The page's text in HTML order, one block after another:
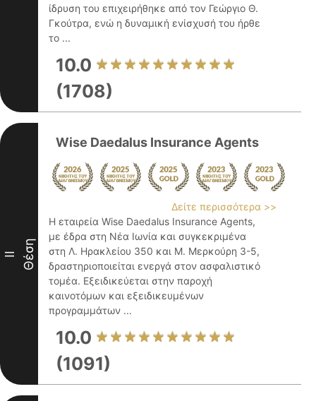
ίδρυση του επιχειρήθηκε από τον Γεώργιο Θ.
Γκούτρα, ενώ η δυναμική ενίσχυσή του ήρθε
το ...
10.0
(1708)
II Θέση
Wise Daedalus Insurance Agents
Δείτε περισσότερα >>
Η εταιρεία Wise Daedalus Insurance Agents,
με έδρα στη Νέα Ιωνία και συγκεκριμένα
στη Λ. Ηρακλείου 350 και Μ. Μερκούρη 3-5,
δραστηριοποιείται ενεργά στον ασφαλιστικό
τομέα. Εξειδικεύεται στην παροχή
καινοτόμων και εξειδικευμένων
προγραμμάτων ...
10.0
(1091)